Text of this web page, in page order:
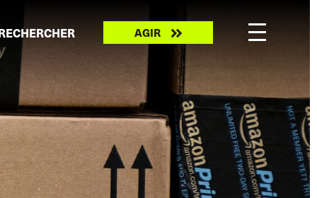
Take
action
AGIR